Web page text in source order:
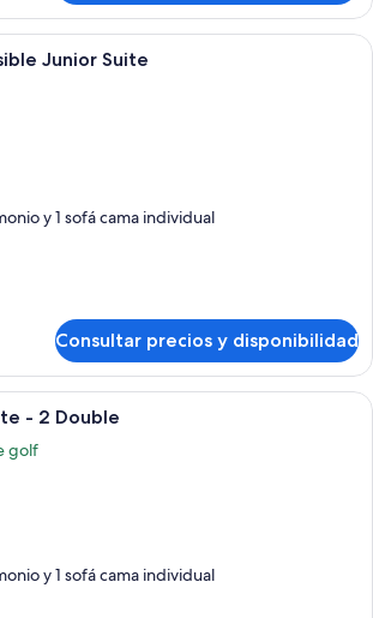
Un dormitorio con dos camas, un
Junior Suite
y 1 sofá cama individual
Consultar precios y disponibilidad
Habitación de hotel moderna con
- 2 Double
golf
y 1 sofá cama individual